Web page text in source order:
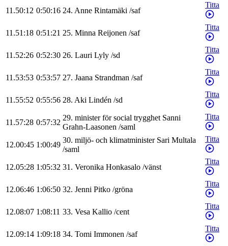
11.50:12 0:50:16 24. Anne Rintamäki /saf
Titta
11.51:18 0:51:21 25. Minna Reijonen /saf
Titta
11.52:26 0:52:30 26. Lauri Lyly /sd
Titta
11.53:53 0:53:57 27. Jaana Strandman /saf
Titta
11.55:52 0:55:56 28. Aki Lindén /sd
Titta
11.57:28 0:57:32
29. minister för social trygghet Sanni
Grahn-Laasonen /saml
Titta
12.00:45 1:00:49
30. miljö- och klimatminister Sari Multala
/saml
Titta
12.05:28 1:05:32 31. Veronika Honkasalo /vänst
Titta
12.06:46 1:06:50 32. Jenni Pitko /gröna
Titta
12.08:07 1:08:11 33. Vesa Kallio /cent
Titta
12.09:14 1:09:18 34. Tomi Immonen /saf
Titta